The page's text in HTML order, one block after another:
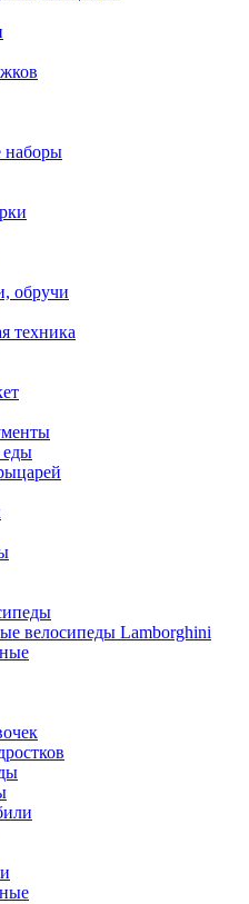
наборы
обручи
техника
велосипеды Lamborghini